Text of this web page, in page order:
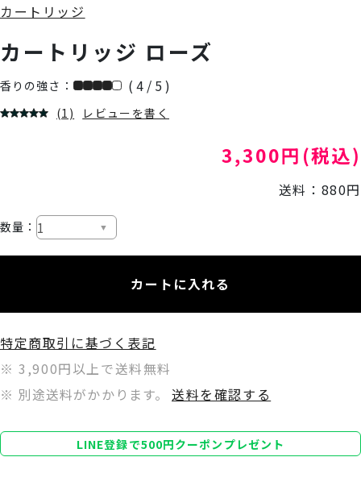
カートリッジ
カートリッジ ローズ
香りの強さ： ( 4 / 5 )
(1) レビューを書く
3,300円(税込)
送料：880円
数量：
カートに入れる
特定商取引に基づく表記
※ 3,900円以上で送料無料
※ 別途送料がかかります。
送料を確認する
LINE登録で500円クーポンプレゼント